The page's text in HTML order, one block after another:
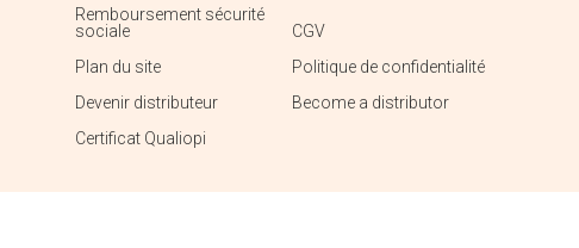
Remboursement sécurité
sociale
CGV
Plan du site
Politique de confidentialité
Devenir distributeur
Become a distributor
Certificat Qualiopi